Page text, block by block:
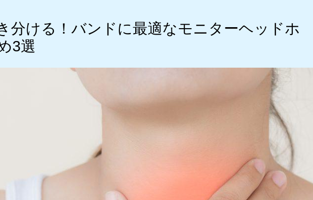
分ける！バンドに最適なモニターヘッドホ
3選